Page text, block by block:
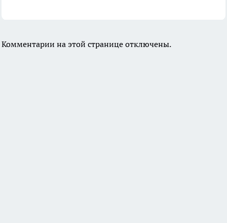
Комментарии на этой странице отключены.